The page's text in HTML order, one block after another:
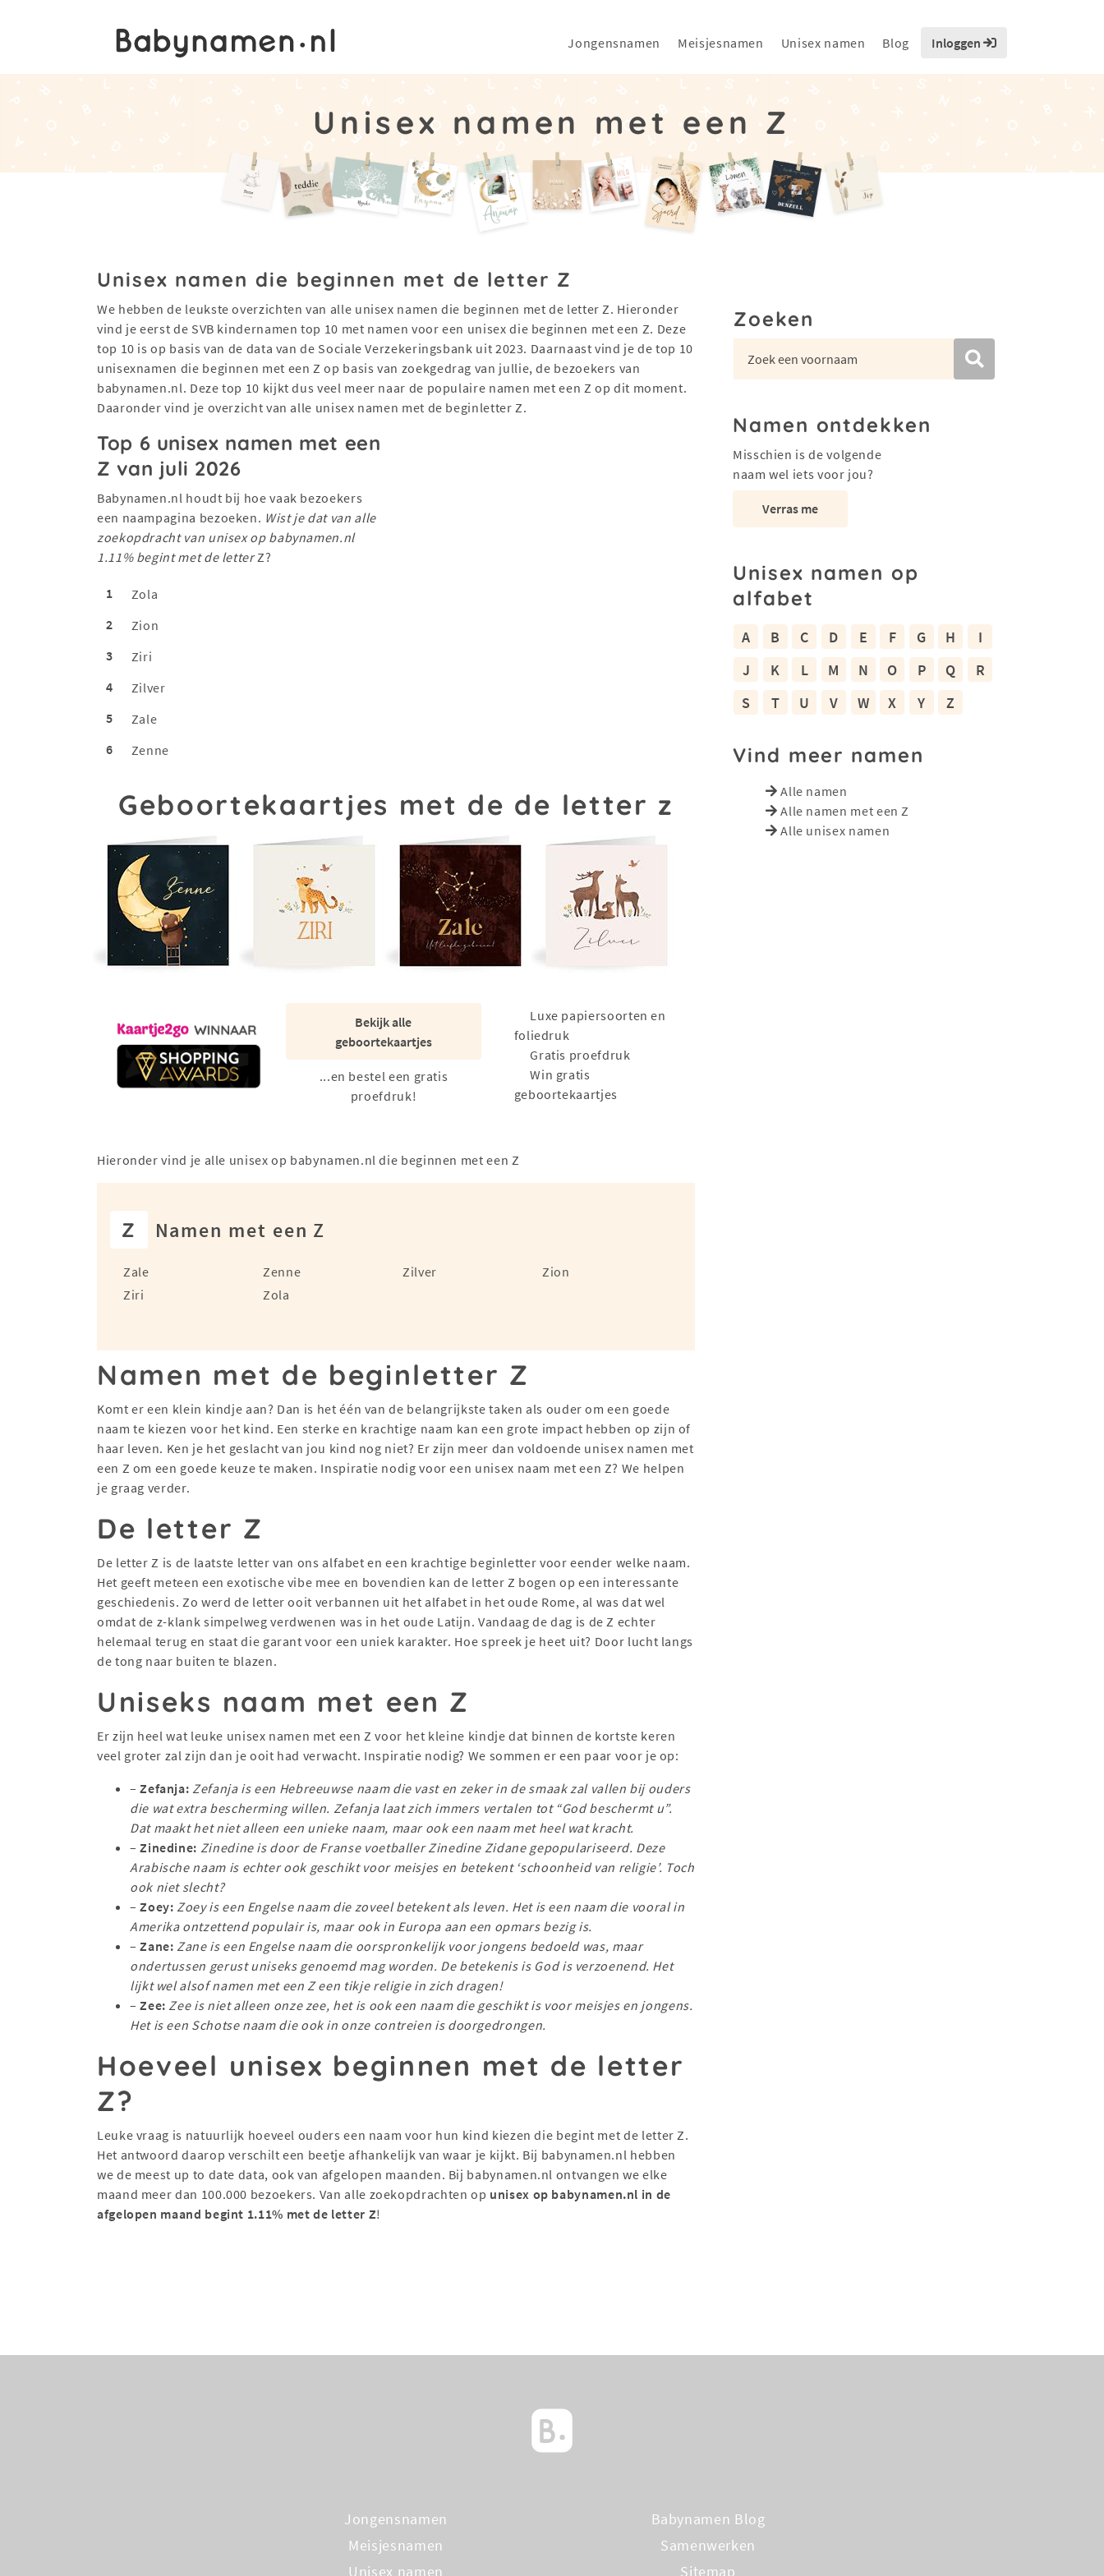
Jongensnamen Meisjesnamen Unisex namen Blog Inloggen
Unisex namen met een Z
Unisex namen die beginnen met de letter Z
We hebben de leukste overzichten van alle unisex namen die beginnen met de letter Z. Hieronder
vind je eerst de SVB kindernamen top 10 met namen voor een unisex die beginnen met een Z. Deze
top 10 is op basis van de data van de Sociale Verzekeringsbank uit 2023. Daarnaast vind je de top 10
unisexnamen die beginnen met een Z op basis van zoekgedrag van jullie, de bezoekers van
babynamen.nl. Deze top 10 kijkt dus veel meer naar de populaire namen met een Z op dit moment.
Daaronder vind je overzicht van alle unisex namen met de beginletter Z.
Top 6 unisex namen met een
Z van juli 2026
Babynamen.nl houdt bij hoe vaak bezoekers
een naampagina bezoeken. Wist je dat van alle
zoekopdracht van unisex op babynamen.nl
1.11% begint met de letterZ?
1
Zola
2
Zion
3
Ziri
4
Zilver
5
Zale
6
Zenne
Geboortekaartjes met de de letter z
Bekijk alle
geboortekaartjes
...en bestel een gratis
proefdruk!
Luxe papiersoorten en
foliedruk
Gratis proefdruk
Win gratis
geboortekaartjes
Hieronder vind je alle unisex op babynamen.nl die beginnen met een Z
Z Namen met een Z
Zale Zenne Zilver
Zion
Ziri
Zola
Namen met de beginletter Z
Komt er een klein kindje aan? Dan is het één van de belangrijkste taken als ouder om een goede
naam te kiezen voor het kind. Een sterke en krachtige naam kan een grote impact hebben op zijn of
haar leven. Ken je het geslacht van jou kind nog niet? Er zijn meer dan voldoende unisex namen met
een Z om een goede keuze te maken. Inspiratie nodig voor een unisex naam met een Z? We helpen
je graag verder.
De letter Z
De letter Z is de laatste letter van ons alfabet en een krachtige beginletter voor eender welke naam.
Het geeft meteen een exotische vibe mee en bovendien kan de letter Z bogen op een interessante
geschiedenis. Zo werd de letter ooit verbannen uit het alfabet in het oude Rome, al was dat wel
omdat de z-klank simpelweg verdwenen was in het oude Latijn. Vandaag de dag is de Z echter
helemaal terug en staat die garant voor een uniek karakter. Hoe spreek je heet uit? Door lucht langs
de tong naar buiten te blazen.
Uniseks naam met een Z
Er zijn heel wat leuke unisex namen met een Z voor het kleine kindje dat binnen de kortste keren
veel groter zal zijn dan je ooit had verwacht. Inspiratie nodig? We sommen er een paar voor je op:
–Zefanja: Zefanja is een Hebreeuwse naam die vast en zeker in de smaak zal vallen bij ouders
die wat extra bescherming willen. Zefanja laat zich immers vertalen tot “God beschermt u”.
Dat maakt het niet alleen een unieke naam, maar ook een naam met heel wat kracht.
–Zinedine: Zinedine is door de Franse voetballer Zinedine Zidane gepopulariseerd. Deze
Arabische naam is echter ook geschikt voor meisjes en betekent ‘schoonheid van religie’. Toch
ook niet slecht?
–Zoey: Zoey is een Engelse naam die zoveel betekent als leven. Het is een naam die vooral in
Amerika ontzettend populair is, maar ook in Europa aan een opmars bezig is.
–Zane: Zane is een Engelse naam die oorspronkelijk voor jongens bedoeld was, maar
ondertussen gerust uniseks genoemd mag worden. De betekenis is God is verzoenend. Het
lijkt wel alsof namen met een Z een tikje religie in zich dragen!
–Zee: Zee is niet alleen onze zee, het is ook een naam die geschikt is voor meisjes en jongens.
Het is een Schotse naam die ook in onze contreien is doorgedrongen.
Hoeveel unisex beginnen met de letter
Z?
Leuke vraag is natuurlijk hoeveel ouders een naam voor hun kind kiezen die begint met de letter Z.
Het antwoord daarop verschilt een beetje afhankelijk van waar je kijkt. Bij babynamen.nl hebben
we de meest up to date data, ook van afgelopen maanden. Bij babynamen.nl ontvangen we elke
maand meer dan 100.000 bezoekers. Van alle zoekopdrachten op unisex op babynamen.nl in de
afgelopen maand begint 1.11% met de letter Z!
Zoeken
Namen ontdekken
Misschien is de volgende
naam wel iets voor jou?
Verras me
Unisex namen op
alfabet
A B C D E F G H
I
J
K L M N O P Q
R
S
T U V W X Y Z
Vind meer namen
Alle namen
Alle namen met een Z
Alle unisex namen
Jongensnamen
Meisjesnamen
Unisex namen
Babynamen Blog
Samenwerken
Sitemap